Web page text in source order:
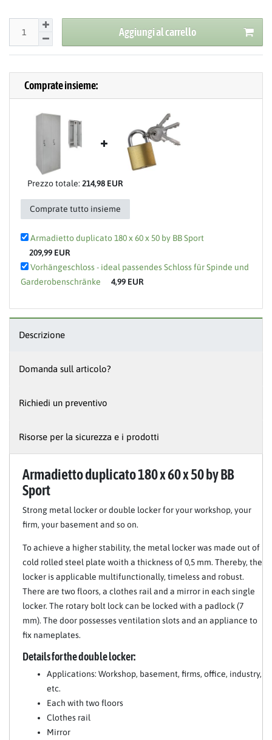
Aggiungi al carrello
Comprate insieme:
Prezzo totale: 214,98 EUR
Comprate tutto insieme
Armadietto duplicato 180 x 60 x 50 by BB Sport
209,99 EUR
Vorhängeschloss - ideal passendes Schloss für Spinde und
Garderobenschränke
4,99 EUR
Descrizione
Domanda sull articolo?
Richiedi un preventivo
Risorse per la sicurezza e i prodotti
Armadietto duplicato 180 x 60 x 50 by BB
Sport
Strong metal locker or double locker for your workshop, your
firm, your basement and so on.
To achieve a higher stability, the metal locker was made out of
cold rolled steel plate woith a thickness of 0,5 mm. Thereby, the
locker is applicable multifunctionally, timeless and robust.
There are two floors, a clothes rail and a mirror in each single
locker. The rotary bolt lock can be locked with a padlock (7
mm). The door possesses ventilation slots and an appliance to
fix nameplates.
Details for the double locker:
Applications: Workshop, basement, firms, office, industry,
etc.
Each with two floors
Clothes rail
Mirror